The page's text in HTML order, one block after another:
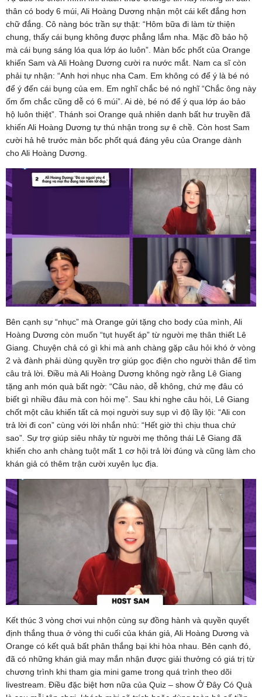
thân có body 6 múi, Ali Hoàng Dương nhận một cái kết đắng hơn
chữ đắng. Cô nàng bóc trần sự thật: “Hôm bữa đi làm từ thiện
chung, thấy cái bụng không được phẳng lắm nha. Mặc đồ bảo hộ
mà cái bụng sáng lóa qua lớp áo luôn”. Màn bốc phốt của Orange
khiến Sam và Ali Hoàng Dương cười ra nước mắt. Nam ca sĩ còn
phải tự nhận: “Anh hơi nhục nha Cam. Em không có để ý là bé nó
để ý đến cái bụng của em. Em nghĩ chắc bé nó nghĩ “Chắc ông này
ốm ốm chắc cũng dễ có 6 múi”. Ai dè, bé nó để ý qua lớp áo bảo
hộ luôn thiệt”. Thánh soi Orange quả nhiên danh bất hư truyền đã
khiến Ali Hoàng Dương tự thú nhận trong sự ê chề. Còn host Sam
cười hả hê trước màn bốc phốt quá đáng yêu của Orange dành
cho Ali Hoàng Dương.
Bên cạnh sự “nhục” mà Orange gửi tặng cho body của mình, Ali
Hoàng Dương còn muốn “tụt huyết áp” từ người mẹ thân thiết Lê
Giang. Chuyện chả có gì khi mà anh chàng gặp câu hỏi khó ở vòng
2 và đành phải dùng quyền trợ giúp gọc điện cho người thân để tìm
câu trả lời. Điều mà Ali Hoàng Dương không ngờ rằng Lê Giang
tặng anh món quà bất ngờ: “Câu nào, dễ không, chứ mẹ đâu có
biết gì nhiều đâu mà con hỏi mẹ”. Sau khi nghe câu hỏi, Lê Giang
chốt một câu khiến tất cả mọi người suy sụp vì độ lầy lội: “Ali con
trả lời đi con” cùng với lời nhắn nhủ: “Hết giờ thì chịu thua chứ
sao”. Sự trợ giúp siêu nhây từ người mẹ thông thái Lê Giang đã
khiến cho anh chàng tuột mất 1 cơ hội trả lời đúng và cũng làm cho
khán giả có thêm trận cười xuyên lục địa.
Kết thúc 3 vòng chơi vui nhộn cùng sự đồng hành và quyền quyết
định thắng thua ở vòng thi cuối của khán giả, Ali Hoàng Dương và
Orange có kết quả bất phân thắng bại khi hòa nhau. Bên cạnh đó,
đã có những khán giả may mắn nhận được giải thưởng có giá trị từ
chương trình khi tham gia mini game trong quá trình theo dõi
livestream. Điều đặc biệt hơn nữa của Quiz – show Ở Đây Có Quà